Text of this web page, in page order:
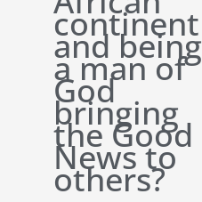
continent
and being
a man of
God
bringing
the Good
News to
others?